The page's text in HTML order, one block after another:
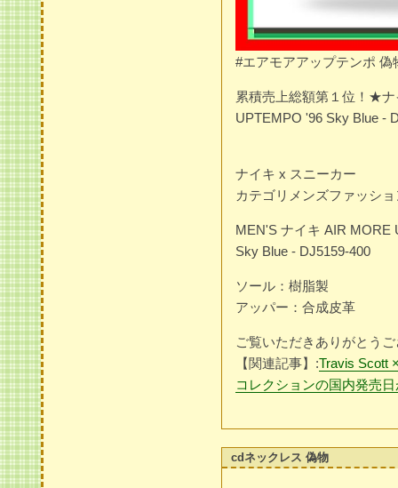
#エアモアアップテンポ 偽
累積売上総額第１位！★
UPTEMPO '96 Sky Blue -
ナイキ x スニーカー
カテゴリメンズファッシ
MEN'S ナイキ AIR MORE
Sky Blue - DJ5159-400
ソール：樹脂製
アッパー：合成皮革
ご覧いただきありがとう
【関連記事】:Travis Scott
コレクションの国内発売
cdネックレス 偽物